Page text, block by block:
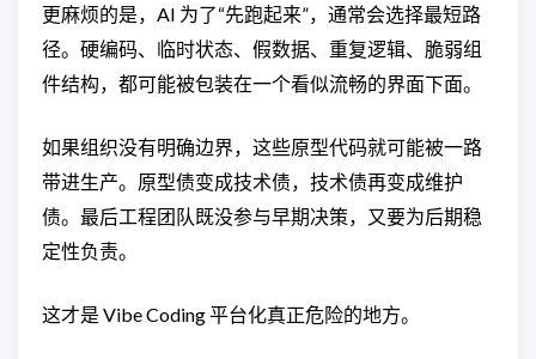
更麻烦的是，AI 为了“先跑起来”，通常会选择最短路
径。硬编码、临时状态、假数据、重复逻辑、脆弱组
件结构，都可能被包装在一个看似流畅的界面下面。
如果组织没有明确边界，这些原型代码就可能被一路
带进生产。原型债变成技术债，技术债再变成维护
债。最后工程团队既没参与早期决策，又要为后期稳
定性负责。
这才是 Vibe Coding 平台化真正危险的地方。